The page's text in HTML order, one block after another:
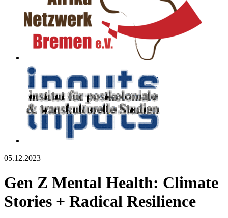
05.12.2023
Gen Z Mental Health: Climate
Stories + Radical Resilience